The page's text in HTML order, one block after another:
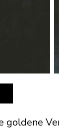
goldene